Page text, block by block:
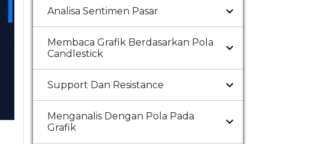
Analisa Sentimen Pasar
Membaca Grafik Berdasarkan Pola
Candlestick
Support Dan Resistance
Menganalis Dengan Pola Pada
Grafik